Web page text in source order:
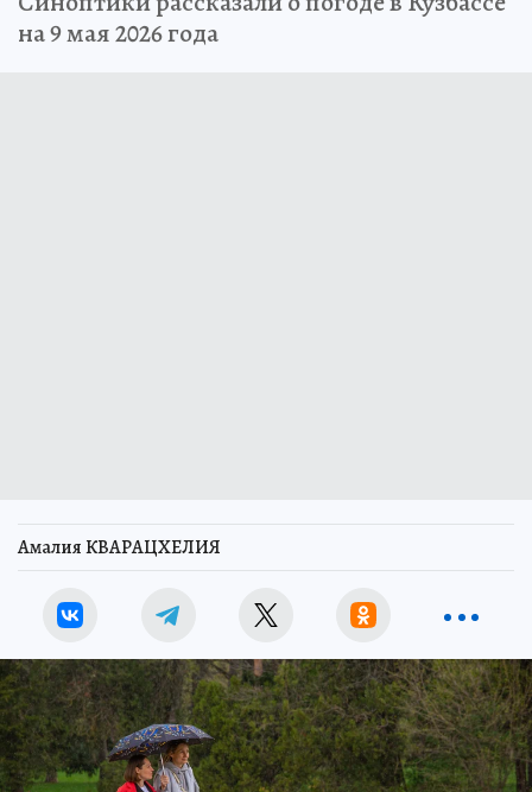
на 9 мая 2026 года
Амалия КВАРАЦХЕЛИЯ